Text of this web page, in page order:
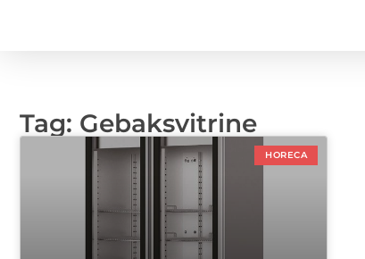
Tag: Gebaksvitrine
HORECA